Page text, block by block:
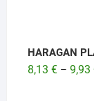
HARAGAN
8,13 €– 9,93